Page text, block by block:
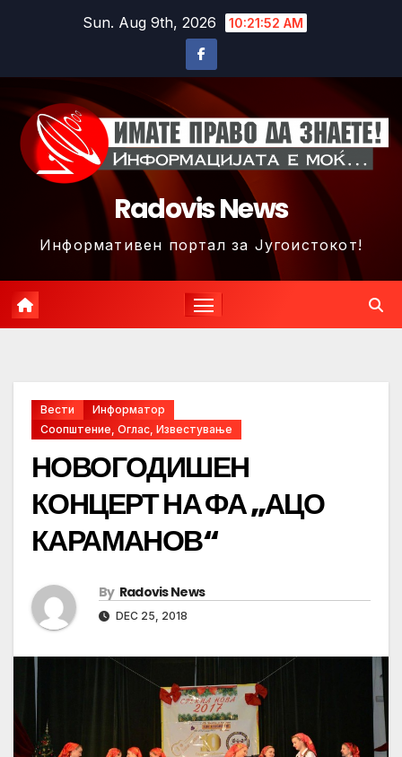
Sun. Aug 9th, 2026 10:21:55 AM
Radovis News
Информативен портал за Југоистокот!
Вести
Информатор
Соопштение, Оглас, Известување
НОВОГОДИШЕН
КОНЦЕРТ НА ФА „АЦО
КАРАМАНОВ“
By Radovis News
DEC 25, 2018